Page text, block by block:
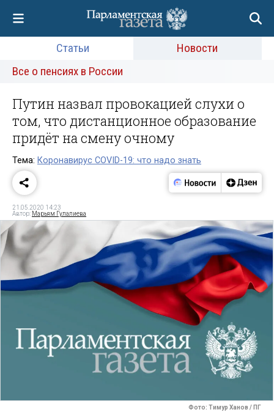
Статьи
Новости
Все о пенсиях в России
Путин назвал провокацией слухи о
том, что дистанционное образование
придёт на смену очному
Тема: Коронавирус COVID-19: что надо знать
21.05.2020 14:23
Автор: Марьям Гулалиева
Фото: Тимур Ханов / ПГ